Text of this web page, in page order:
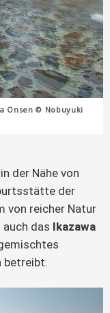
Onsen © Nobuyuki
der Nähe von
der
von reicher Natur
das Ikazawa
betreibt.